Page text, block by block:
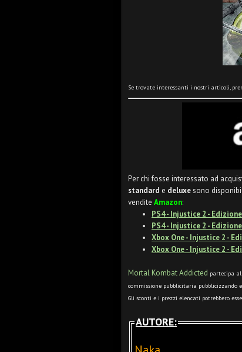
Se trovate interessanti i nostri articoli,
Per chi fosse interessato ad
standard e deluxesono
vendite Amazon:
PS4 - Injustice 2 -
PS4 - Injustice 2 -
Xbox One - Injustice 2 -
Xbox One - Injustice 2 -
Mortal Kombat Addicted partecipa
commissione pubblicitaria pubblicizzando
Gli sconti e i prezzi elencati potrebbero
AUTORE: